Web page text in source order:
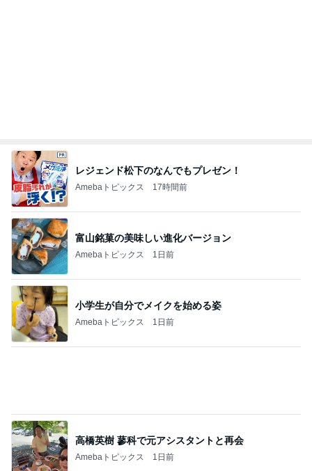
焼けるアスファルトを歩くわんこ
Amebaトピックス
記事を読む